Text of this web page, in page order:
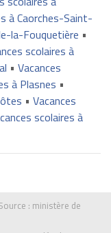
à Caorches-Saint-
la-Fouquetière •
scolaires à
• Vacances
à Plasnes •
• Vacances
scolaires à
: ministère de